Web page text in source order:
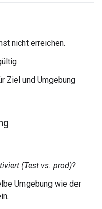
nicht erreichen.
Ziel und Umgebung
(Test vs. prod)?
Umgebung wie der